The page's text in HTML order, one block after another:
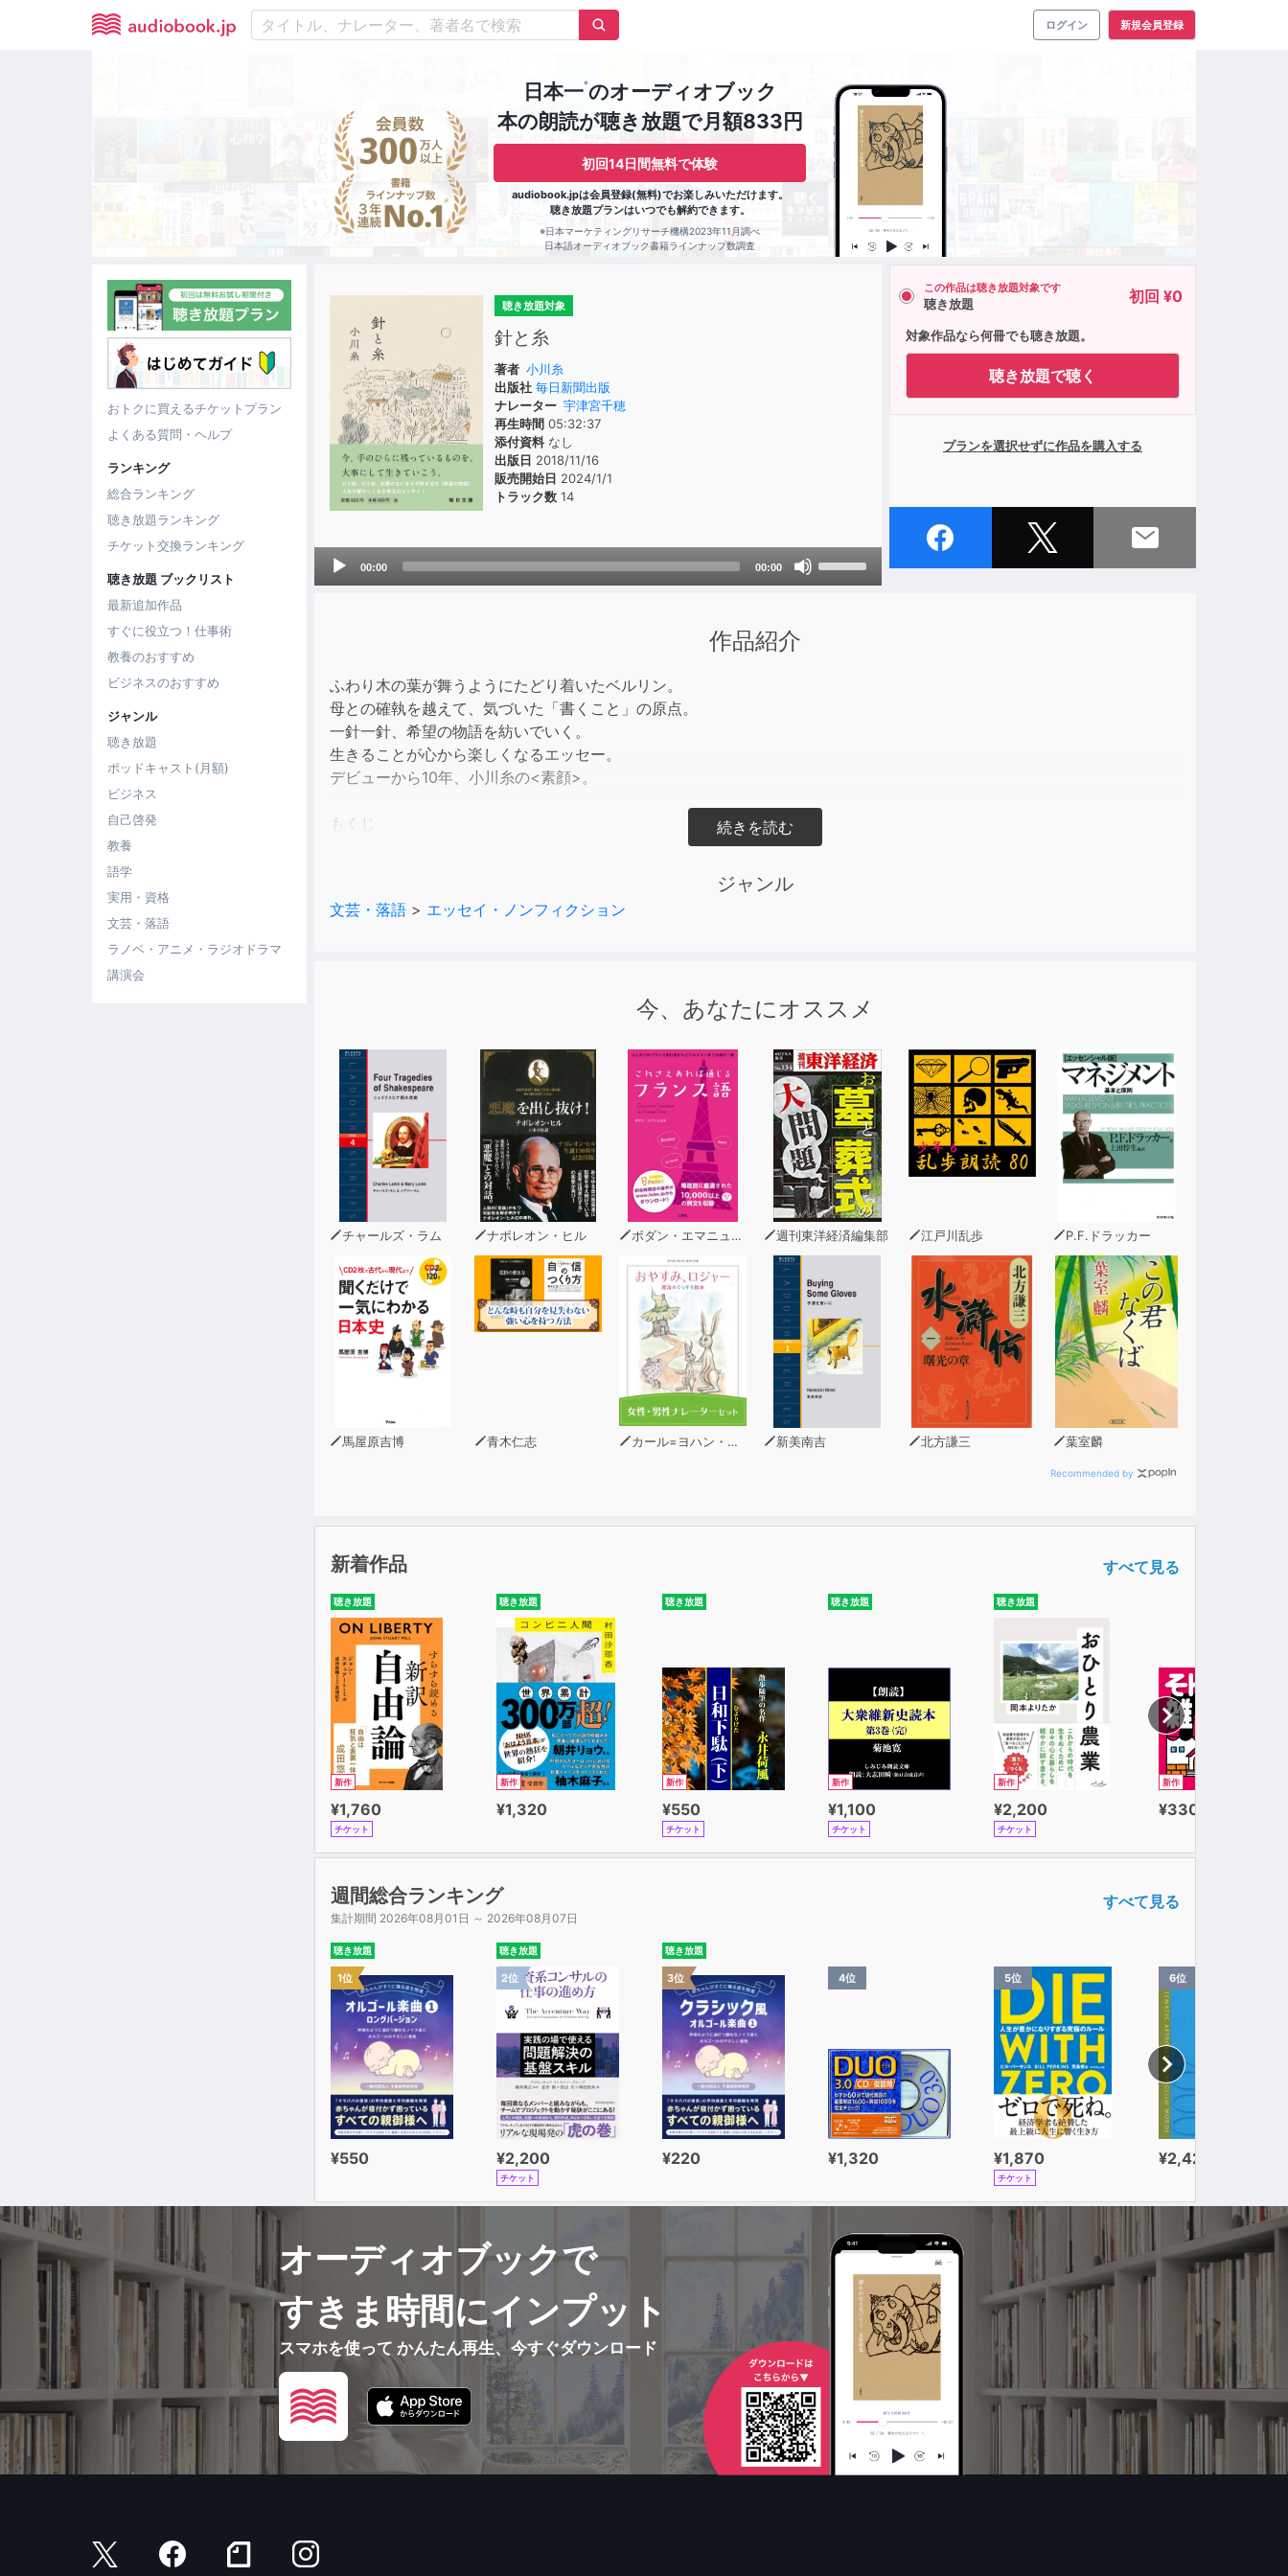
ログイン 新規会員登録
日本一※のオーディオブック
本の朗読が聴き放題で月額833円
初回14日間無料で体験
audiobook.jpは会員登録(無料)でお楽しみいただけます。
聴き放題プランはいつでも解約できます。
※日本マーケティングリサーチ機構2023年11月調べ
日本語オーディオブック書籍ラインナップ数調査
おトクに買えるチケットプラン
よくある質問・ヘルプ
ランキング
総合ランキング
聴き放題ランキング
チケット交換ランキング
聴き放題 ブックリスト
最新追加作品
すぐに役立つ！仕事術
教養のおすすめ
ビジネスのおすすめ
ジャンル
聴き放題
ポッドキャスト(月額)
ビジネス
自己啓発
教養
語学
実用・資格
文芸・落語
ラノベ・アニメ・ラジオドラマ
講演会
聴き放題対象
針と糸
著者 小川糸
出版社 毎日新聞出版
ナレーター 宇津宮千穂
再生時間 05:32:37
添付資料なし
出版日 2018/11/16
販売開始日 2024/1/1
トラック数 14
Audio
Player
00:00 00:00
この作品は聴き放題対象です
聴き放題 初回 ¥0
対象作品なら何冊でも聴き放題。
聴き放題で聴く
プランを選択せずに作品を購入する
作品紹介
ふわり木の葉が舞うようにたどり着いたベルリン。
母との確執を越えて、気づいた「書くこと」の原点。
一針一針、希望の物語を紡いでいく。
生きることが心から楽しくなるエッセー。
デビューから10年、小川糸の<素顔>。
もくじ
第4章 わが家の味
ジャンル
文芸・落語 > エッセイ・ノンフィクション
今、あなたにオススメ
チャールズ・ラム ナポレオン・ヒル ボダン・エマニュエル 週刊東洋経済編集部 江戸川乱歩 P.F.ドラッカー
馬屋原吉博 青木仁志 カール=ヨハン・エリーン 新美南吉 北方謙三 葉室麟
Recommended by
新着作品 すべて見る
聴き放題
新作
¥1,760
チケット
聴き放題
新作
¥1,320
聴き放題
新作
¥550
チケット
聴き放題
新作
¥1,100
チケット
聴き放題
新作
¥2,200
チケット
新作
¥330
週間総合ランキング
集計期間 2026年08月01日 ～ 2026年08月07日
すべて見る
聴き放題
1位
¥550
聴き放題
2位
¥2,200
チケット
聴き放題
3位
¥220
4位
¥1,320
5位
¥1,870
チケット
6位
¥2,420
オーディオブックで
すきま時間にインプット
スマホを使って かんたん再生、今すぐダウンロード